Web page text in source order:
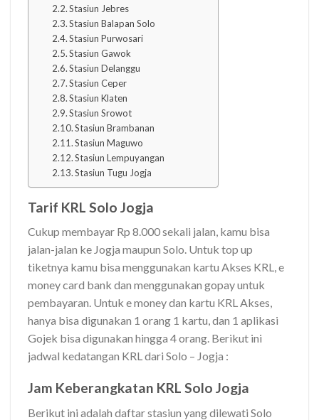
Stasiun Jebres
Stasiun Balapan Solo
Stasiun Purwosari
Stasiun Gawok
Stasiun Delanggu
Stasiun Ceper
Stasiun Klaten
Stasiun Srowot
Stasiun Brambanan
Stasiun Maguwo
Stasiun Lempuyangan
Stasiun Tugu Jogja
Tarif KRL Solo Jogja
Cukup membayar Rp 8.000 sekali jalan, kamu bisa
jalan-jalan ke Jogja maupun Solo. Untuk top up
tiketnya kamu bisa menggunakan kartu Akses KRL, e
money card bank dan menggunakan gopay untuk
pembayaran. Untuk e money dan kartu KRL Akses,
hanya bisa digunakan 1 orang 1 kartu, dan 1 aplikasi
Gojek bisa digunakan hingga 4 orang. Berikut ini
jadwal kedatangan KRL dari Solo – Jogja :
Jam Keberangkatan KRL Solo Jogja
Berikut ini adalah daftar stasiun yang dilewati Solo